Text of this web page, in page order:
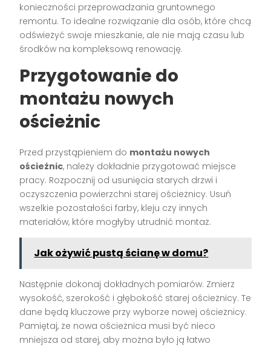
konieczności przeprowadzania gruntownego
remontu. To idealne rozwiązanie dla osób, które chcą
odświeżyć swoje mieszkanie, ale nie mają czasu lub
środków na kompleksową renowację.
Przygotowanie do
montażu nowych
ościeżnic
Przed przystąpieniem do montażu nowych
ościeżnic, należy dokładnie przygotować miejsce
pracy. Rozpocznij od usunięcia starych drzwi i
oczyszczenia powierzchni starej ościeżnicy. Usuń
wszelkie pozostałości farby, kleju czy innych
materiałów, które mogłyby utrudnić montaż.
Jak ożywić pustą ścianę w domu?
Następnie dokonaj dokładnych pomiarów. Zmierz
wysokość, szerokość i głębokość starej ościeżnicy. Te
dane będą kluczowe przy wyborze nowej ościeżnicy.
Pamiętaj, że nowa ościeżnica musi być nieco
mniejsza od starej, aby można było ją łatwo